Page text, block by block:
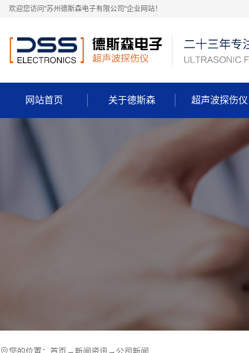
欢迎您访问"苏州德斯森电子有限公司"企业网站！
网站首页 关于德斯森 超声波探伤仪